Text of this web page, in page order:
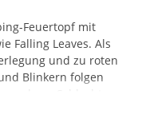
Feuertopf mit
Falling Leaves. Als
und zu roten
Blinkern folgen
wahren Schlacht um